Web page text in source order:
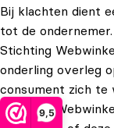
9,5
Bij klachten dient
tot de
Stichting
onderling overleg
consument zich te
Stichting